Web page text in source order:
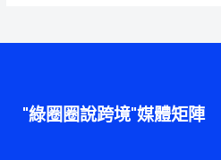
"綠圈圈說跨境"媒體矩陣